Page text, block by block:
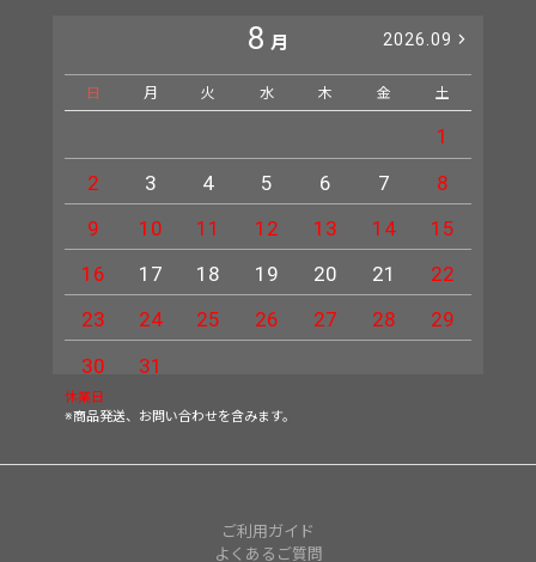
8 月 2026.09
日 月 火 水 木 金 土
1
2
3 4 5 6 7
8
9
10 11 12 13 14
15
16
17 18 19 20 21
22
23
24 25 26 27 28
29
30
31
休業日
※商品発送、お問い合わせを含みます。
ご利用ガイド
よくあるご質問